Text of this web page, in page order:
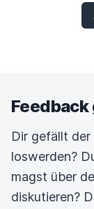
Feedback
Dir gefällt
loswerden?
magst über
diskutieren?